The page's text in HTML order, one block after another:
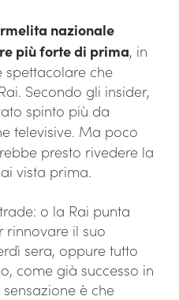
nazionale
più forte di prima, in
spettacolare che
Secondo gli insider,
spinto più da
televisive. Ma poco
presto rivedere la
vista prima.
o la Rai punta
rinnovare il suo
sera, oppure tutto
come già successo in
è che